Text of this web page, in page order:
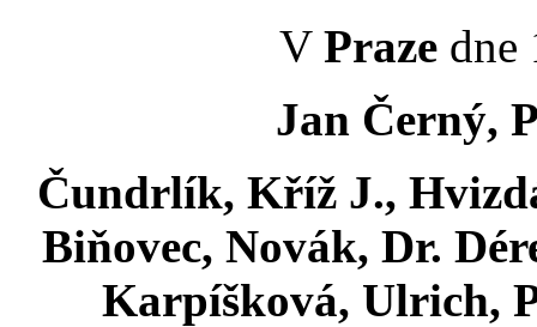
V Praze dne
Jan Černý,
Čundrlík, Kříž J.,
Biňovec, Novák, Dr.
Karpíšková, Ulrich,